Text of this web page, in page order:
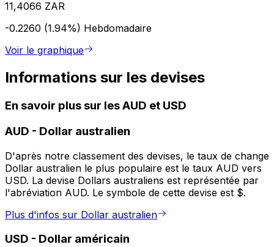
11,4066 ZAR
-0.2260 (1.94%) Hebdomadaire
Voir le graphique
Informations sur les devises
En savoir plus sur les AUD et USD
AUD - Dollar australien
D'après notre classement des devises, le taux de change
Dollar australien le plus populaire est le taux AUD vers
USD. La devise Dollars australiens est représentée par
l'abréviation AUD. Le symbole de cette devise est $.
Plus d'infos sur Dollar australien
USD - Dollar américain